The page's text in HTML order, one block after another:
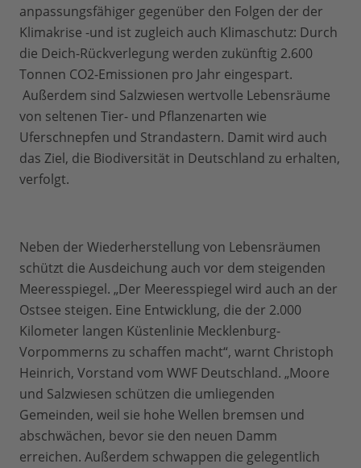
anpassungsfähiger gegenüber den Folgen der der
Klimakrise -und ist zugleich auch Klimaschutz: Durch
die Deich-Rückverlegung werden zukünftig 2.600
Tonnen CO2-Emissionen pro Jahr eingespart.
Außerdem sind Salzwiesen wertvolle Lebensräume
von seltenen Tier- und Pflanzenarten wie
Uferschnepfen und Strandastern. Damit wird auch
das Ziel, die Biodiversität in Deutschland zu erhalten,
verfolgt.
Neben der Wiederherstellung von Lebensräumen
schützt die Ausdeichung auch vor dem steigenden
Meeresspiegel. „Der Meeresspiegel wird auch an der
Ostsee steigen. Eine Entwicklung, die der 2.000
Kilometer langen Küstenlinie Mecklenburg-
Vorpommerns zu schaffen macht“, warnt Christoph
Heinrich, Vorstand vom WWF Deutschland. „Moore
und Salzwiesen schützen die umliegenden
Gemeinden, weil sie hohe Wellen bremsen und
abschwächen, bevor sie den neuen Damm
erreichen. Außerdem schwappen die gelegentlich